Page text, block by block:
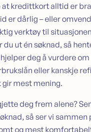
at kredittkort alltid er
er dårlig – eller
verktøy til
du ut én søknad, så
deg å vurdere
eller kanskje
mest mening.
deg frem alene?
så ser vi sammen
og mest